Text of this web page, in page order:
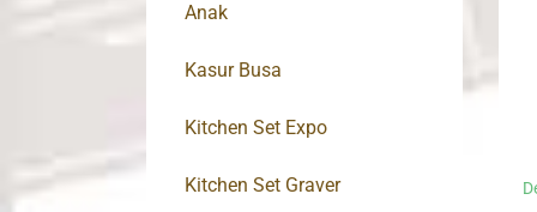
Anak
Kasur Busa
Kitchen Set Expo
Kitchen Set Graver